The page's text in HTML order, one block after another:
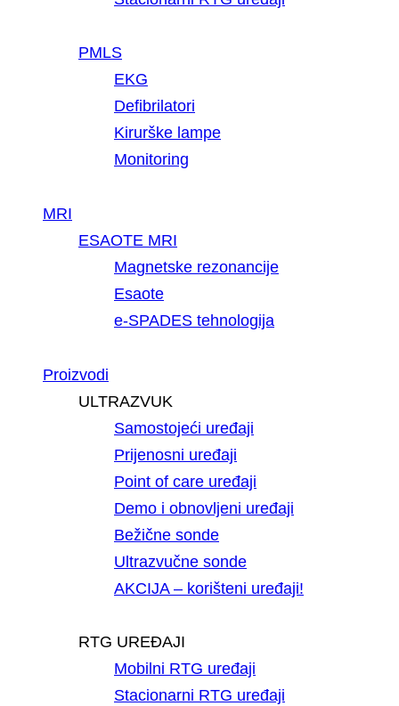
PMLS
EKG
Defibrilatori
Kirurške lampe
Monitoring
MRI
ESAOTE MRI
Magnetske rezonancije
Esaote
e-SPADES tehnologija
Proizvodi
ULTRAZVUK
Samostojeći uređaji
Prijenosni uređaji
Point of care uređaji
Demo i obnovljeni uređaji
Bežične sonde
Ultrazvučne sonde
AKCIJA – korišteni uređaji!
RTG UREĐAJI
Mobilni RTG uređaji
Stacionarni RTG uređaji